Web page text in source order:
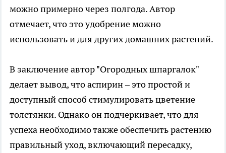
можно примерно через полгода. Автор
отмечает, что это удобрение можно
использовать и для других домашних растений.
В заключение автор "Огородных шпаргалок"
делает вывод, что аспирин – это простой и
доступный способ стимулировать цветение
толстянки. Однако он подчеркивает, что для
успеха необходимо также обеспечить растению
правильный уход, включающий пересадку,